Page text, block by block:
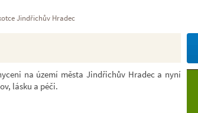
na území města Jindřichův Hradec a nyní
lásku a péči.
Jindřichův Hradec